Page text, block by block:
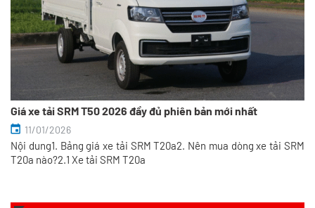
Giá xe tải SRM T50 2026 đầy đủ phiên bản mới nhất
11/01/2026
Nội dung1. Bảng giá xe tải SRM T20a2. Nên mua dòng xe tải SRM
T20a nào?2.1 Xe tải SRM T20aSo sánh xe tải SRM T35 và SRM K990: